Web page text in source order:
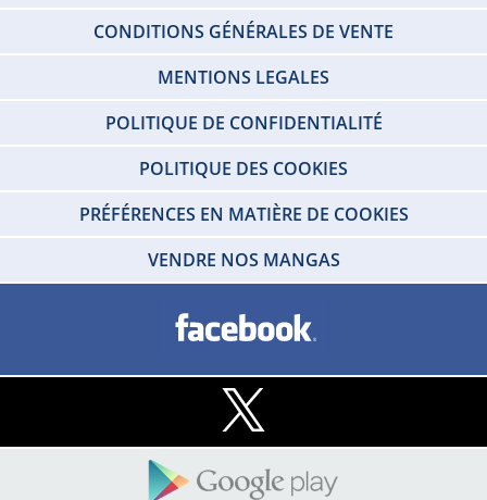
CONDITIONS GÉNÉRALES DE VENTE
MENTIONS LEGALES
POLITIQUE DE CONFIDENTIALITÉ
POLITIQUE DES COOKIES
PRÉFÉRENCES EN MATIÈRE DE COOKIES
VENDRE NOS MANGAS